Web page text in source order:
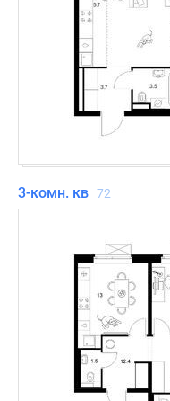
3-комн. кв 72